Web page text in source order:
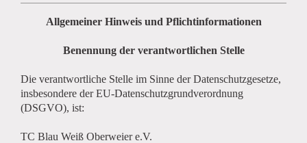
Allgemeiner Hinweis und Pflichtinformationen
Benennung der verantwortlichen Stelle
Die verantwortliche Stelle im Sinne der Datenschutzgesetze,
insbesondere der EU-Datenschutzgrundverordnung
(DSGVO), ist:
TC Blau Weiß Oberweier e.V.